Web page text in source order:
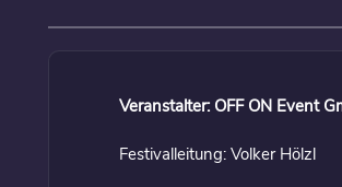
Veranstalter: OFF ON Event
Festivalleitung: Volker Hölzl